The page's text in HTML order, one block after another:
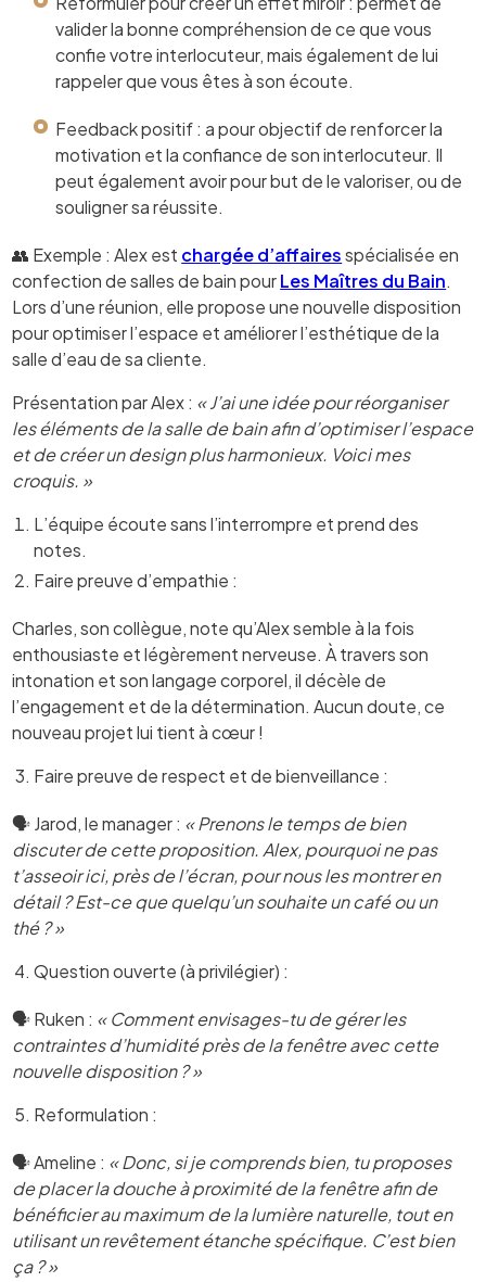
valider la bonne compréhension de ce que vous
confie votre interlocuteur, mais également de lui
rappeler que vous êtes à son écoute.
Feedback positif : a pour objectif de renforcer la
motivation et la confiance de son interlocuteur. Il
peut également avoir pour but de le valoriser, ou de
souligner sa réussite.
👥 Exemple : Alex est chargée d’affairesspécialisée en
confection de salles de bain pourLes Maîtres du Bain.
Lors d’une réunion, elle propose une nouvelle disposition
pour optimiser l’espace et améliorer l’esthétique de la
salle d’eau de sa cliente.
Présentation par Alex : « J’ai une idée pour réorganiser
les éléments de la salle de bain afin d’optimiser l’espace
et de créer un design plus harmonieux. Voici mes
croquis. »
L’équipe écoute sans l’interrompre et prend des
notes.
Faire preuve d’empathie :
Charles, son collègue, note qu’Alex semble à la fois
enthousiaste et légèrement nerveuse. À travers son
intonation et son langage corporel, il décèle de
l’engagement et de la détermination. Aucun doute, ce
nouveau projet lui tient à cœur !
Faire preuve de respect et de bienveillance :
🗣️ Jarod, le manager : « Prenons le temps de bien
discuter de cette proposition. Alex, pourquoi ne pas
t’asseoir ici, près de l’écran, pour nous les montrer en
détail ? Est-ce que quelqu’un souhaite un café ou un
thé ? »
Question ouverte (à privilégier) :
🗣️ Ruken : « Comment envisages-tu de gérer les
contraintes d’humidité près de la fenêtre avec cette
nouvelle disposition ? »
Reformulation :
🗣️ Ameline : « Donc, si je comprends bien, tu proposes
de placer la douche à proximité de la fenêtre afin de
bénéficier au maximum de la lumière naturelle, tout en
utilisant un revêtement étanche spécifique. C’est bien
ça ? »